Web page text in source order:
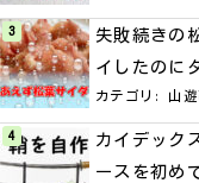
失敗続きの
イしたのに
カテゴリ: 山
カイデック
ースを初め